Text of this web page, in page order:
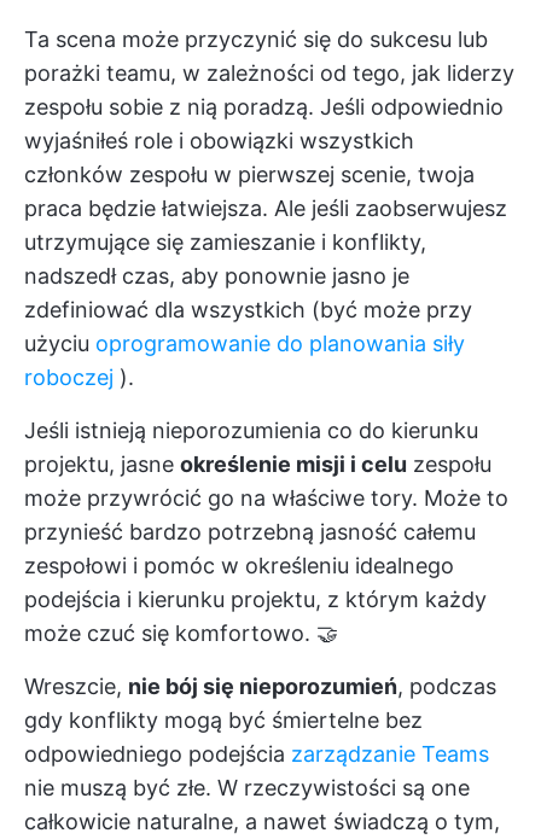
Ta scena może przyczynić się do sukcesu lub
porażki teamu, w zależności od tego, jak liderzy
zespołu sobie z nią poradzą. Jeśli odpowiednio
wyjaśniłeś role i obowiązki wszystkich
członków zespołu w pierwszej scenie, twoja
praca będzie łatwiejsza. Ale jeśli zaobserwujesz
utrzymujące się zamieszanie i konflikty,
nadszedł czas, aby ponownie jasno je
zdefiniować dla wszystkich (być może przy
użyciu oprogramowanie do planowania siły
roboczej ).
Jeśli istnieją nieporozumienia co do kierunku
projektu, jasne określenie misji i celu zespołu
może przywrócić go na właściwe tory. Może to
przynieść bardzo potrzebną jasność całemu
zespołowi i pomóc w określeniu idealnego
podejścia i kierunku projektu, z którym każdy
może czuć się komfortowo. 🤝
Wreszcie, nie bój się nieporozumień, podczas
gdy konflikty mogą być śmiertelne bez
odpowiedniego podejścia zarządzanie Teams
nie muszą być złe. W rzeczywistości są one
całkowicie naturalne, a nawet świadczą o tym,